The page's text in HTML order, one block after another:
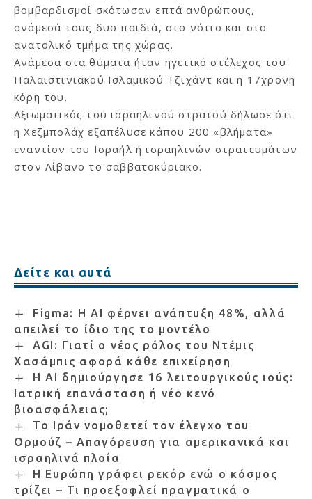
βομβαρδισμοί σκότωσαν επτά ανθρώπους,
ανάμεσά τους δυο παιδιά, στο νότιο και στο
ανατολικό τμήμα της χώρας.
Ανάμεσα στα θύματα ήταν ηγετικό στέλεχος του
Παλαιστινιακού Ισλαμικού Τζιχάντ και η 17χρονη
κόρη του.
Αξιωματικός του ισραηλινού στρατού δήλωσε ότι
η Χεζμπολάχ εξαπέλυσε κάπου 200 «βλήματα»
εναντίον του Ισραήλ ή ισραηλινών στρατευμάτων
στον Λίβανο το σαββατοκύριακο.
Δείτε και αυτά
Figma: Η AI φέρνει ανάπτυξη 48%, αλλά
απειλεί το ίδιο της το μοντέλο
AGI: Γιατί ο νέος ρόλος του Ντέμις
Χασάμπις αφορά κάθε επιχείρηση
Η AI δημιούργησε 16 λειτουργικούς ιούς:
Ιατρική επανάσταση ή νέο κενό
βιοασφάλειας;
Το Ιράν νομοθετεί τον έλεγχο του
Ορμούζ – Απαγόρευση για αμερικανικά και
ισραηλινά πλοία
Η Ευρώπη γράφει ρεκόρ ενώ ο κόσμος
τρίζει – Τι προεξοφλεί πραγματικά ο